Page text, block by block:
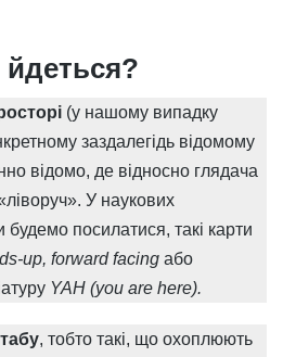
йдеться?
(у нашому випадку
заздалегідь відомому
відомо, де відносно глядача
У наукових
будемо посилатися, такі карти
up, forward facing або
YAH (you are here).
, тобто такі, що охоплюють